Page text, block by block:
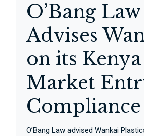
O’Bang Law
Advises
on its Kenya
Market
Compliance
O’Bang Law advised Wankai